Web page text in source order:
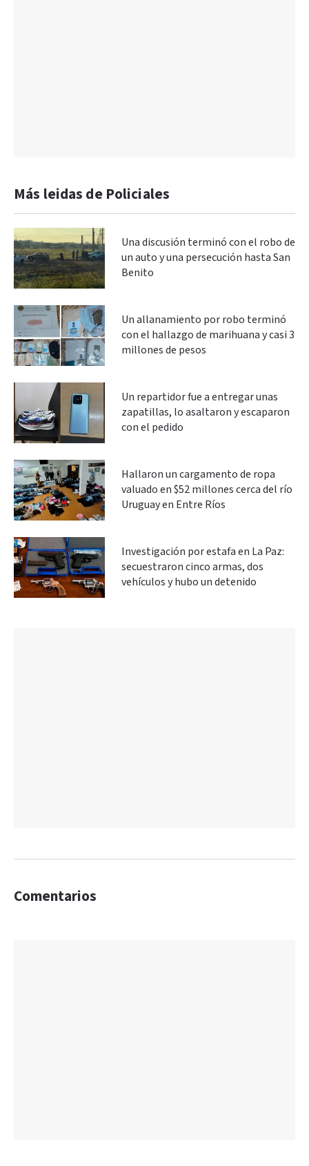
Más leidas de Policiales
Una discusión terminó con el robo de
un auto y una persecución hasta San
Benito
Un allanamiento por robo terminó
con el hallazgo de marihuana y casi 3
millones de pesos
Un repartidor fue a entregar unas
zapatillas, lo asaltaron y escaparon
con el pedido
Hallaron un cargamento de ropa
valuado en $52 millones cerca del río
Uruguay en Entre Ríos
Investigación por estafa en La Paz:
secuestraron cinco armas, dos
vehículos y hubo un detenido
Comentarios